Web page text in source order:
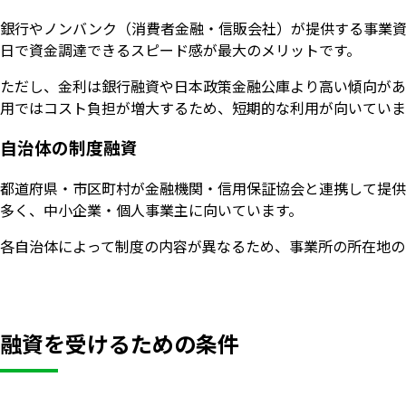
銀行やノンバンク（消費者金融・信販会社）が提供する事業
日で資金調達できるスピード感が最大のメリットです。
ただし、金利は銀行融資や日本政策金融公庫より高い傾向が
用ではコスト負担が増大するため、短期的な利用が向いてい
自治体の制度融資
都道府県・市区町村が金融機関・信用保証協会と連携して提
多く、中小企業・個人事業主に向いています。
各自治体によって制度の内容が異なるため、事業所の所在地
融資を受けるための条件